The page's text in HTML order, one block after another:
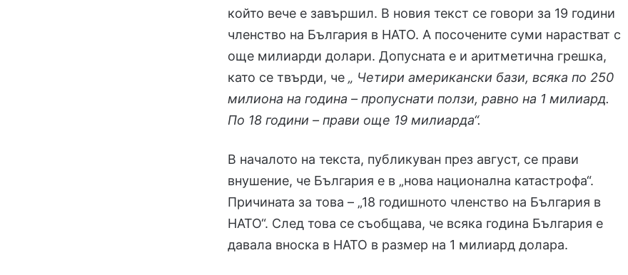
който вече е завършил. В новия текст се говори за 19 години
членство на България в НАТО. А посочените суми нарастват с
още милиарди долари. Допусната е и аритметична грешка,
като се твърди, че„ Четири американски бази, всяка по 250
милиона на година – пропуснати ползи, равно на 1 милиард.
По 18 години – прави още 19 милиарда“.
В началото на текста, публикуван през август, се прави
внушение, че България е в „нова национална катастрофа“.
Причината за това – „18 годишното членство на България в
НАТО“. След това се съобщава, че всяка година България е
давала вноска в НАТО в размер на 1 милиард долара.